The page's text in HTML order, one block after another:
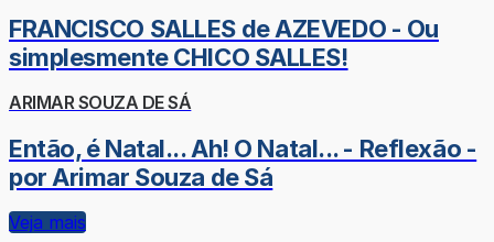
FRANCISCO SALLES de AZEVEDO - Ou
simplesmente CHICO SALLES!
ARIMAR SOUZA DE SÁ
Então, é Natal... Ah! O Natal... - Reflexão -
por Arimar Souza de Sá
Veja mais